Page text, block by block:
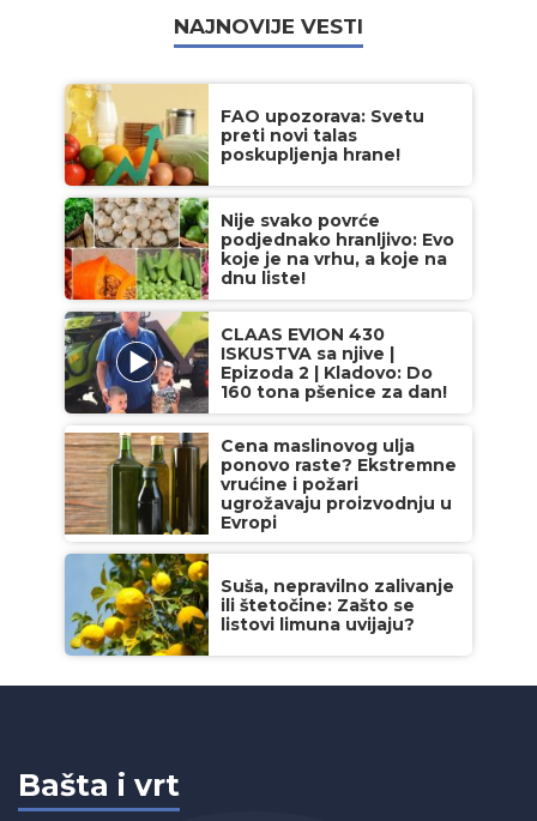
NAJNOVIJE VESTI
FAO upozorava: Svetu
preti novi talas
poskupljenja hrane!
Nije svako povrće
podjednako hranljivo: Evo
koje je na vrhu, a koje na
dnu liste!
CLAAS EVION 430
ISKUSTVA sa njive |
Epizoda 2 | Kladovo: Do
160 tona pšenice za dan!
Cena maslinovog ulja
ponovo raste? Ekstremne
vrućine i požari
ugrožavaju proizvodnju u
Evropi
Suša, nepravilno zalivanje
ili štetočine: Zašto se
listovi limuna uvijaju?
Bašta i vrt